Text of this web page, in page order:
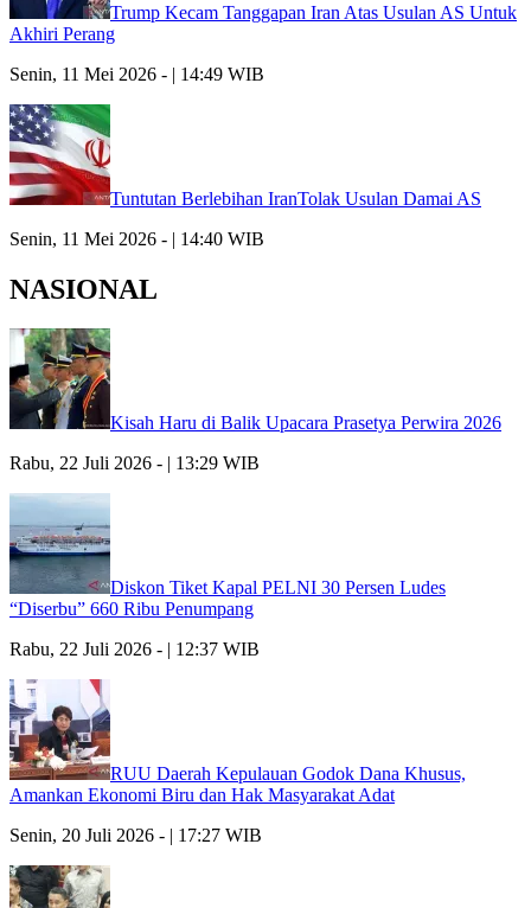
Trump Kecam Tanggapan Iran Atas Usulan AS Untuk
Akhiri Perang
Senin, 11 Mei 2026 - | 14:49 WIB
Tuntutan Berlebihan IranTolak Usulan Damai AS
Senin, 11 Mei 2026 - | 14:40 WIB
NASIONAL
Kisah Haru di Balik Upacara Prasetya Perwira 2026
Rabu, 22 Juli 2026 - | 13:29 WIB
Diskon Tiket Kapal PELNI 30 Persen Ludes
“Diserbu” 660 Ribu Penumpang
Rabu, 22 Juli 2026 - | 12:37 WIB
RUU Daerah Kepulauan Godok Dana Khusus,
Amankan Ekonomi Biru dan Hak Masyarakat Adat
Senin, 20 Juli 2026 - | 17:27 WIB